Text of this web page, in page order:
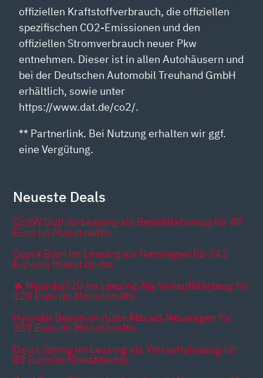
offiziellen Kraftstoffverbrauch, die offiziellen
spezifischen CO2-Emissionen und den
offiziellen Stromverbrauch neuer Pkw
entnehmen. Dieser ist in allen Autohäusern und
bei der Deutschen Automobil Treuhand GmbH
erhältlich, sowie unter
https://www.dat.de/co2/.
** Partnerlink. Bei Nutzung erhalten wir ggf.
eine Vergütung.
Neueste Deals
💥 VW Golf im Leasing als Bestellfahrzeug für 87
Euro im Monat netto
Cupra Born im Leasing als Neuwagen für 342
Euro im Monat brutto
🔥 Hyundai i20 im Leasing Als Vorlauffahrzeug für
129 Euro im Monat brutto
Hyundai Bayon im Auto-Abo als Neuwagen für
259 Euro im Monat brutto
Dacia Spring im Leasing als Vorlauffahrzeug für
89 Euro im Monat brutto